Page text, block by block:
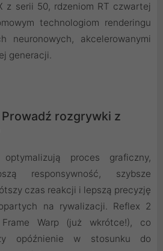
z serii 50, rdzeniom RT czwartej
technologiom renderingu
neuronowych, akcelerowanymi
generacji.
Prowadź rozgrywki z
proces graficzny,
responsywność, szybsze
czas reakcji i lepszą precyzję
na rywalizacji. Reflex 2
Warp (już wkrótce!), co
opóźnienie w stosunku do